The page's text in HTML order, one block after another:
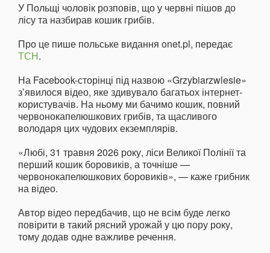
У Польщі чоловік розповів, що у червні пішов до
лісу та назбирав кошик грибів.
Про це пише польське видання onet.pl, передає
ТСН.
На Facebook-сторінці під назвою «Grzybiarzwlesie»
з’явилося відео, яке здивувало багатьох інтернет-
користувачів. На ньому ми бачимо кошик, повний
червонокапелюшкових грибів, та щасливого
володаря цих чудових екземплярів.
«Любі, 31 травня 2026 року, ліси Великої Полінії та
перший кошик боровиків, а точніше —
червонокапелюшкових боровиків», — каже грибник
на відео.
Автор відео передбачив, що не всім буде легко
повірити в такий рясний урожай у цю пору року,
тому додав одне важливе речення.